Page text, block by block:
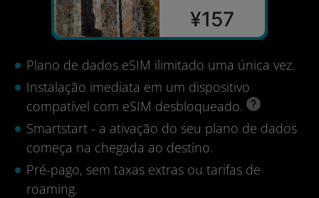
¥157
Plano de dados eSIM ilimitado uma única vez.
Instalação imediata em um dispositivo
compatível com eSIM desbloqueado.
Smartstart - a ativação do seu plano de dados
começa na chegada ao destino.
Pré-pago, sem taxas extras ou tarifas de
roaming.